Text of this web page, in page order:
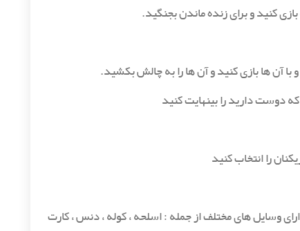
کنید و برای زنده ماندن بجنگید.
با آن ها بازی کنید و آن ها را به چالش بکشید.
دوست دارید را بینهایت کنید
را انتخاب کنید
وسایل های مختلف از جمله : اسلحه ، کوله ، دنس ، کارت